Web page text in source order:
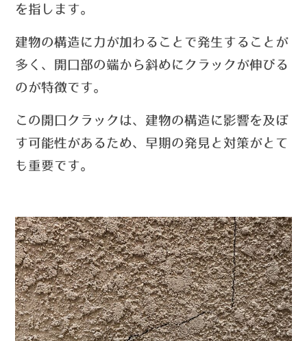
を指します。
建物の構造に力が加わることで発生することが
多く、
開口部の端から斜めにクラックが伸びる
のが特徴です。
この開口クラックは、建物の構造に影響を及ぼ
す可能性があるため、早期の発見と対策がとて
も重要です。